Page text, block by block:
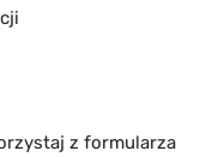
z formularza